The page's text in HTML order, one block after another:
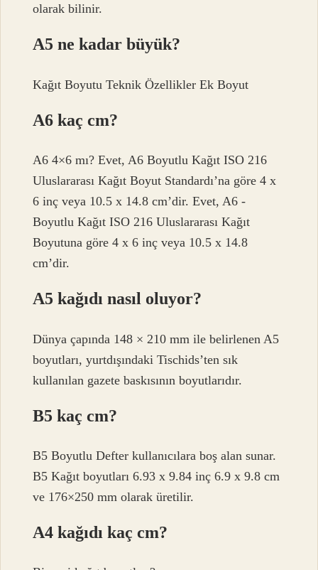
olarak bilinir.
A5 ne kadar büyük?
Kağıt Boyutu Teknik Özellikler Ek Boyut
A6 kaç cm?
A6 4×6 mı? Evet, A6 Boyutlu Kağıt ISO 216
Uluslararası Kağıt Boyut Standardı’na göre 4 x
6 inç veya 10.5 x 14.8 cm’dir. Evet, A6 -
Boyutlu Kağıt ISO 216 Uluslararası Kağıt
Boyutuna göre 4 x 6 inç veya 10.5 x 14.8
cm’dir.
A5 kağıdı nasıl oluyor?
Dünya çapında 148 × 210 mm ile belirlenen A5
boyutları, yurtdışındaki Tischids’ten sık
kullanılan gazete baskısının boyutlarıdır.
B5 kaç cm?
B5 Boyutlu Defter kullanıcılara boş alan sunar.
B5 Kağıt boyutları 6.93 x 9.84 inç 6.9 x 9.8 cm
ve 176×250 mm olarak üretilir.
A4 kağıdı kaç cm?